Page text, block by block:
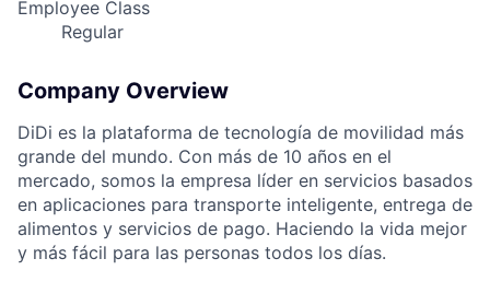
Employee Class
Regular
Company Overview
DiDi es la plataforma de tecnología de movilidad más
grande del mundo. Con más de 10 años en el
mercado, somos la empresa líder en servicios basados
en aplicaciones para transporte inteligente, entrega de
alimentos y servicios de pago. Haciendo la vida mejor
y más fácil para las personas todos los días.